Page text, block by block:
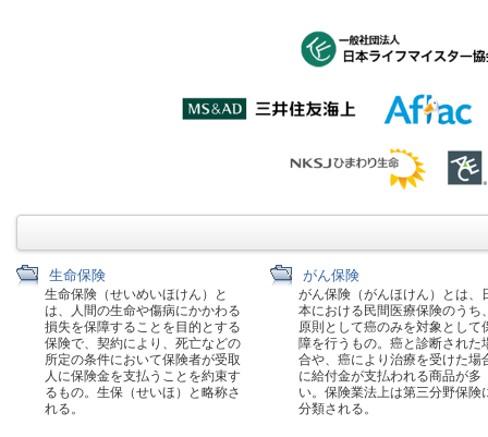
生命保険
生命保険（せいめいほけん）と
は、人間の生命や傷病にかかわる
損失を保障することを目的とする
保険で、契約により、死亡などの
所定の条件において保険者が受取
人に保険金を支払うことを約束す
るもの。生保（せいほ）と略称さ
れる。
がん保険
がん保険（がんほけん）とは、
本における民間医療保険のうち
原則として癌のみを対象として
障を行うもの。癌と診断された
合や、癌により治療を受けた場
に給付金が支払われる商品が多
い。保険業法上は第三分野保険
分類される。